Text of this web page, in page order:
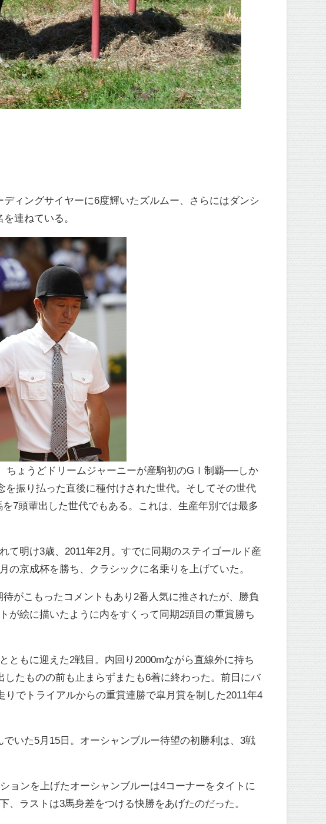
ィングサイヤーに6度輝いたズルムー、さらにはダンシ
連ねている。
ちょうどドリームジャーニーが産駒初のGⅠ制覇──しか
振り払った直後に種付けされた世代。そしてその世代
7頭輩出した世代でもある。これは、生産年別では最多
て明け3歳、2011年2月。すでに同期のステイゴールド産
京成杯を勝ち、クラシックに名乗りを上げていた。
がこもったコメントもあり2番人気に推されたが、勝負
が絵に描いたように内をすくって同期2頭目の重賞勝ち
もに迎えた2戦目。内回り2000mながら直線外に持ち
たものの前も止まらずまたも6着に終わった。前日にバ
でトライアルからの重賞連勝で皐月賞を制した2011年4
いた5月15日。オーシャンブルー待望の初勝利は、3戦
ョンを上げたオーシャンブルーは4コーナーをタイトに
ラストは3馬身差をつける快勝をあげたのだった。